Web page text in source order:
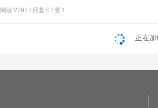
阅读 2791 / 回复 0 / 赞 1
正在